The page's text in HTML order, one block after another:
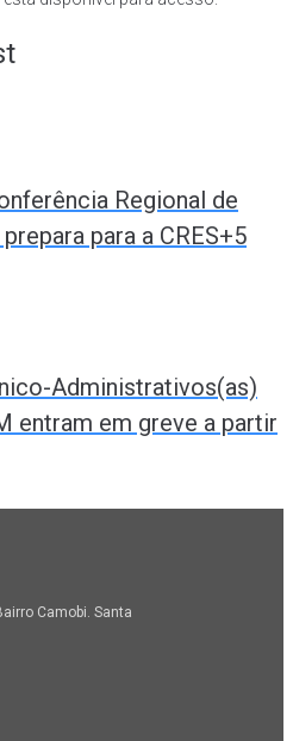
Regional de
para a CRES+5
Administrativos(as)
entram em greve a partir
Camobi. Santa